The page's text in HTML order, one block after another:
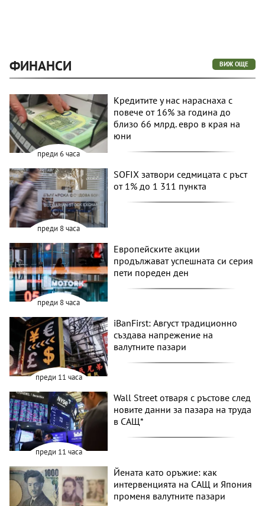
ФИНАНСИ ВИЖ ОЩЕ
преди 6 часа
Кредитите у нас нараснаха с
повече от 16% за година до
близо 66 млрд. евро в края на
юни
преди 8 часа
SOFIX затвори седмицата с ръст
от 1% до 1 311 пункта
преди 8 часа
Европейските акции
продължават успешната си серия
пети пореден ден
преди 11 часа
iBanFirst: Август традиционно
създава напрежение на
валутните пазари
преди 11 часа
Wall Street отваря с ръстове след
новите данни за пазара на труда
в САЩ*
Йената като оръжие: как
интервенцията на САЩ и Япония
променя валутните пазари